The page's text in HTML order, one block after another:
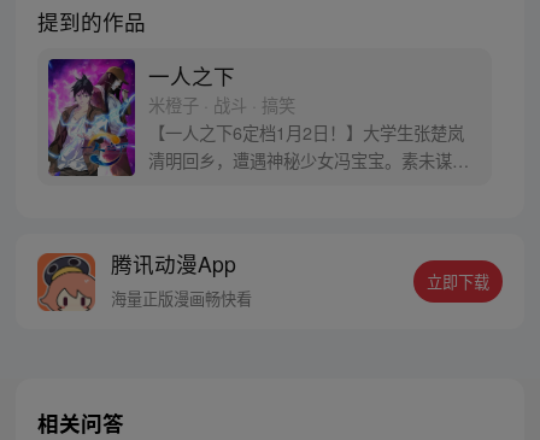
提到的作品
一人之下
米橙子 · 战斗 · 搞笑
【一人之下6定档1月2日！】大学生张楚岚
清明回乡，遭遇神秘少女冯宝宝。素未谋面
密，张楚岚的生活被彻底颠覆，与冯宝宝一
同踏上“异人”之旅。
腾讯动漫App
海量正版漫画畅快看
立即下载
相关问答